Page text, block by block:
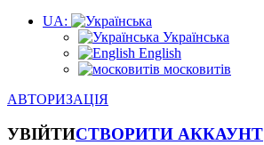
UA:
Українська
English
московитів
АВТОРИЗАЦІЯ
УВІЙТИСТВОРИТИ АККАУНТ